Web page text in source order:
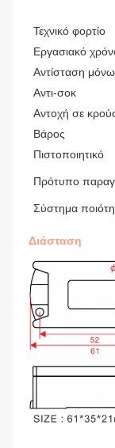
Τεχνικό φορτίο
Εργασιακό
Αντίσταση
Αντι-σοκ
Αντοχή σε
Βάρος
Πιστοποιητικό
Πρότυπο
Σύστημα
Διάσταση